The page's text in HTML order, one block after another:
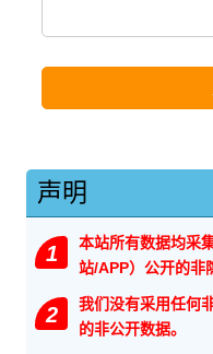
声明
1
本站所有数据均采
站/APP）公开的非
2
我们没有采用任何
的非公开数据。